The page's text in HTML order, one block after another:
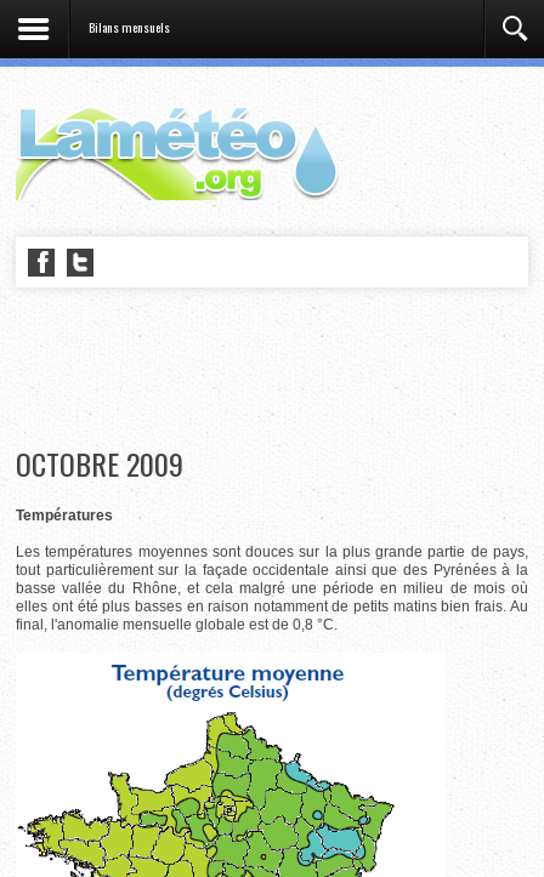
Bilans mensuels
OCTOBRE 2009
Températures
Les températures moyennes sont douces sur la plus grande partie de pays,
tout particulièrement sur la façade occidentale ainsi que des Pyrénées à la
basse vallée du Rhône, et cela malgré une période en milieu de mois où
elles ont été plus basses en raison notamment de petits matins bien frais. Au
final, l'anomalie mensuelle globale est de 0,8 °C.